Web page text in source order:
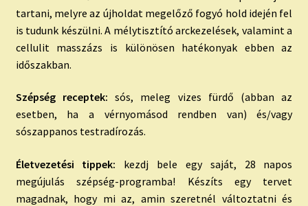
tartani, melyre az újholdat megelőző fogyó hold idején fel
is tudunk készülni. A mélytisztító arckezelések, valamint a
cellulit masszázs is különösen hatékonyak ebben az
időszakban.
Szépség receptek: sós, meleg vizes fürdő (abban az
esetben, ha a vérnyomásod rendben van) és/vagy
sószappanos testradírozás.
Életvezetési tippek: kezdj bele egy saját, 28 napos
megújulás szépség-programba! Készíts egy tervet
magadnak, hogy mi az, amin szeretnél változtatni és